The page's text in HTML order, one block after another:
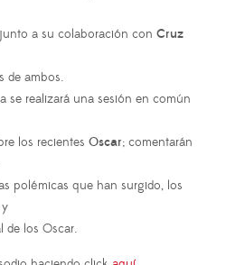
junto a su colaboración con Cruz
de ambos.
se realizará una sesión en común
los recientes Oscar; comentarán
polémicas que han surgido, los
de los Oscar.